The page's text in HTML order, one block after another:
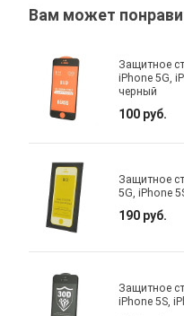
Вам может
Защитное
iPhone 5G,
черный
100 руб.
Защитное
5G, iPhone
190 руб.
Защитное
iPhone 5S,